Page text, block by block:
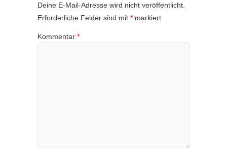
Deine E-Mail-Adresse wird nicht veröffentlicht.
Erforderliche Felder sind mit * markiert
Kommentar *